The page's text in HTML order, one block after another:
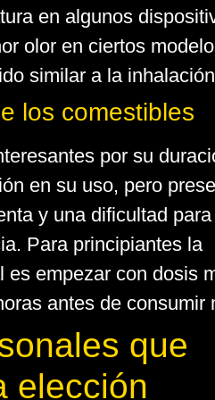
en algunos
olor en ciertos
similar a la
los comestibles
por su
en su uso, pero
y una dificultad
Para principiantes la
es empezar con dosis
antes de consumir
que
elección